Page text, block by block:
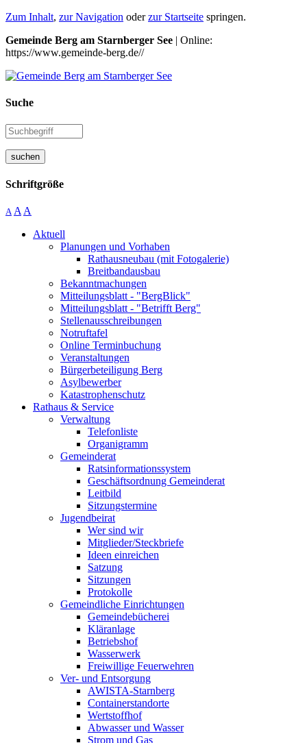
Zum Inhalt, zur Navigation oderzur Startseite springen.
Gemeinde Berg am Starnberger See | Online:
https://www.gemeinde-berg.de//
Suche
suchen
Schriftgröße
A A A
Aktuell
Planungen und Vorhaben
Rathausneubau (mit Fotogalerie)
Breitbandausbau
Bekanntmachungen
Mitteilungsblatt - "BergBlick"
Mitteilungsblatt - "Betrifft Berg"
Stellenausschreibungen
Notruftafel
Online Terminbuchung
Veranstaltungen
Bürgerbeteiligung Berg
Asylbewerber
Katastrophenschutz
Rathaus & Service
Verwaltung
Telefonliste
Organigramm
Gemeinderat
Ratsinformationssystem
Geschäftsordnung Gemeinderat
Leitbild
Sitzungstermine
Jugendbeirat
Wer sind wir
Mitglieder/Steckbriefe
Ideen einreichen
Satzung
Sitzungen
Protokolle
Gemeindliche Einrichtungen
Gemeindebücherei
Kläranlage
Betriebshof
Wasserwerk
Freiwillige Feuerwehren
Ver- und Entsorgung
AWISTA-Starnberg
Containerstandorte
Wertstoffhof
Abwasser und Wasser
Strom und Gas